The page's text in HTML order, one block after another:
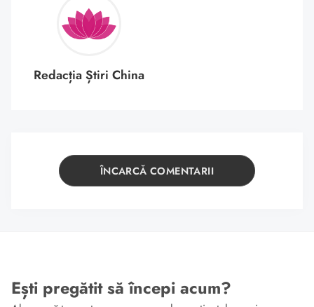
Redacția Știri China
ÎNCARCĂ COMENTARII
Ești pregătit să începi acum?